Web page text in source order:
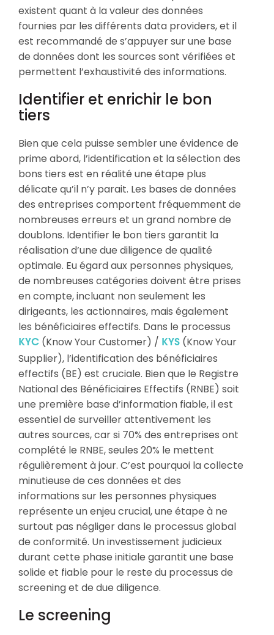
existent quant à la valeur des données
fournies par les différents data providers, et il
est recommandé de s’appuyer sur une base
de données dont les sources sont vérifiées et
permettent l’exhaustivité des informations.
Identifier et enrichir le bon
tiers
Bien que cela puisse sembler une évidence de
prime abord, l’identification et la sélection des
bons tiers est en réalité une étape plus
délicate qu’il n’y parait. Les bases de données
des entreprises comportent fréquemment de
nombreuses erreurs et un grand nombre de
doublons. Identifier le bon tiers garantit la
réalisation d’une due diligence de qualité
optimale. Eu égard aux personnes physiques,
de nombreuses catégories doivent être prises
en compte, incluant non seulement les
dirigeants, les actionnaires, mais également
les bénéficiaires effectifs. Dans le processus
KYC (Know Your Customer) / KYS (Know Your
Supplier), l’identification des bénéficiaires
effectifs (BE) est cruciale. Bien que le Registre
National des Bénéficiaires Effectifs (RNBE) soit
une première base d’information fiable, il est
essentiel de surveiller attentivement les
autres sources, car si 70% des entreprises ont
complété le RNBE, seules 20% le mettent
régulièrement à jour. C’est pourquoi la collecte
minutieuse de ces données et des
informations sur les personnes physiques
représente un enjeu crucial, une étape à ne
surtout pas négliger dans le processus global
de conformité. Un investissement judicieux
durant cette phase initiale garantit une base
solide et fiable pour le reste du processus de
screening et de due diligence.
Le screening